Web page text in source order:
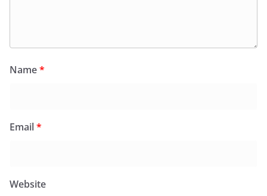
Name*
Email*
Website